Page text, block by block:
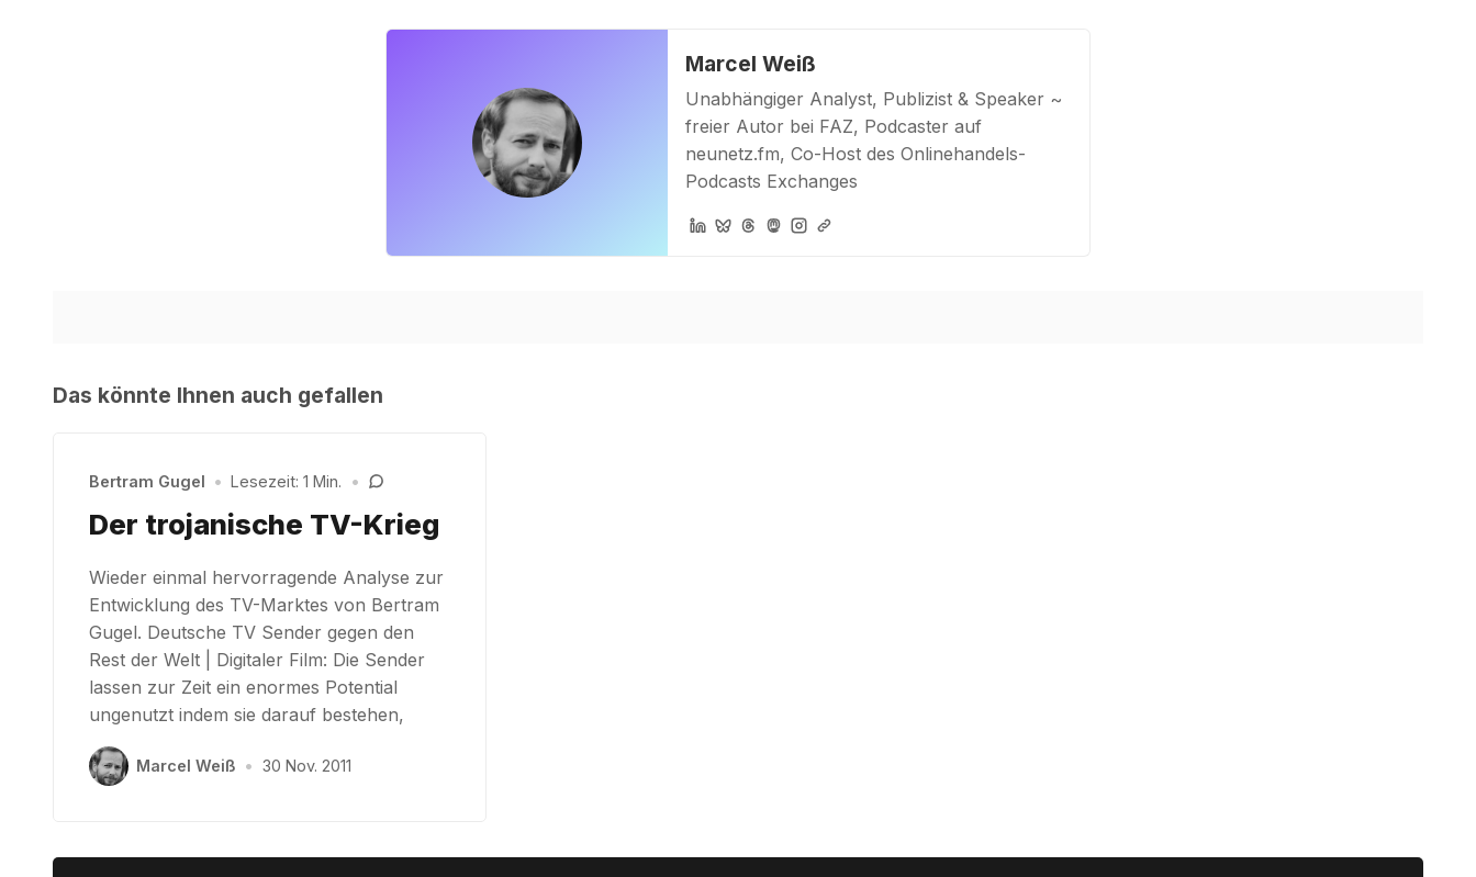
Marcel Weiß
Unabhängiger Analyst, Publizist & Speaker ~
freier Autor bei FAZ, Podcaster auf
neunetz.fm, Co-Host des Onlinehandels-
Podcasts Exchanges
Das könnte Ihnen auch gefallen
Bertram Gugel • Lesezeit: 1 Min. •
Der trojanische TV-Krieg
Wieder einmal hervorragende Analyse zur
Entwicklung des TV-Marktes von Bertram
Gugel. Deutsche TV Sender gegen den
Rest der Welt | Digitaler Film: Die Sender
lassen zur Zeit ein enormes Potential
ungenutzt indem sie darauf bestehen,
Marcel Weiß • 30 Nov. 2011